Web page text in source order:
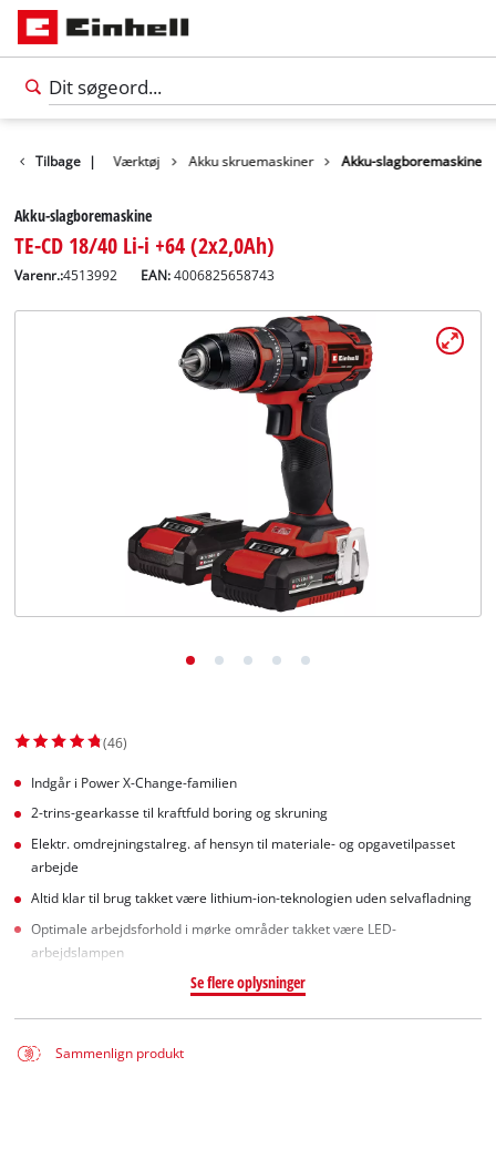
Tilbage |
Produkter Værktøj Akku skruemaskiner Akku-slagboremaskine
Akku-slagboremaskine
TE-CD 18/40 Li-i +64 (2x2,0Ah)
Varenr.:4513992 EAN:4006825658743
(46)
Indgår i Power X-Change-familien
2-trins-gearkasse til kraftfuld boring og skruning
Elektr. omdrejningstalreg. af hensyn til materiale- og opgavetilpasset
arbejde
Altid klar til brug takket være lithium-ion-teknologien uden selvafladning
Optimale arbejdsforhold i mørke områder takket være LED-
arbejdslampen
Se flere oplysninger
Sammenlign produkt